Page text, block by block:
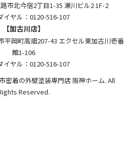
市北今宿2丁目1-35 瀬川ビル2 1F-2
イヤル：0120-516-107
【加古川店】
平岡町高畑207-43 エクセル東加古川壱番
館1-106
イヤル：0120-516-107
密着の外壁塗装専門店 阪神ホーム. All
Reserved.